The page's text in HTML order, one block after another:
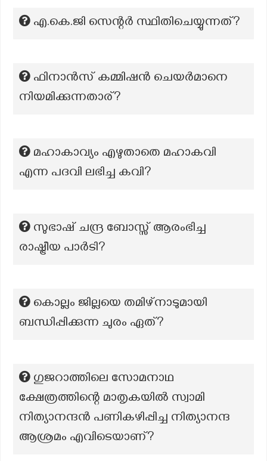
എ.കെ.ജി സെന്റർ സ്ഥിതിചെയ്യുന്നത്?
ഫിനാൻസ് കമ്മിഷൻ ചെയർമാനെ
നിയമിക്കുന്നതാര്?
മഹാകാവ്യം എഴുതാതെ മഹാകവി
എന്ന പദവി ലഭിച്ച കവി?
സുഭാഷ് ചന്ദ്ര ബോസ്സ് ആരംഭിച്ച
രാഷ്ട്രീയ പാര്‍ടി?
കൊല്ലം ജില്ലയെ തമിഴ്നാടുമായി
ബന്ധിപ്പിക്കുന്ന ചുരം ഏത്?
ഗുജറാത്തിലെ സോമനാഥ
ക്ഷേത്രത്തിന്റെ മാതൃകയിൽ സ്വാമി
നിത്യാനന്ദൻ പണികഴിപ്പിച്ച നിത്യാനന്ദ
ആശ്രമം എവിടെയാണ്?